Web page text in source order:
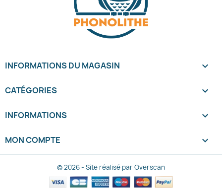
INFORMATIONS DU MAGASIN keyboard_arrow_down
CATÉGORIES 
INFORMATIONS 
MON COMPTE 
© 2026 - Site réalisé par Overscan